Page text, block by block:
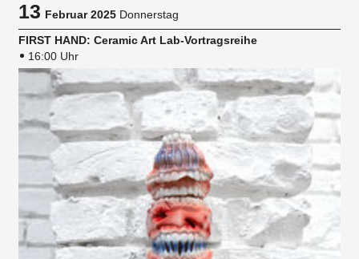
13Februar 2025 Donnerstag
FIRST HAND: Ceramic Art Lab-Vortragsreihe
16:00 Uhr